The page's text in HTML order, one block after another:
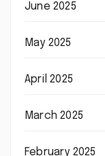
June 2025
May 2025
April 2025
March 2025
February 2025